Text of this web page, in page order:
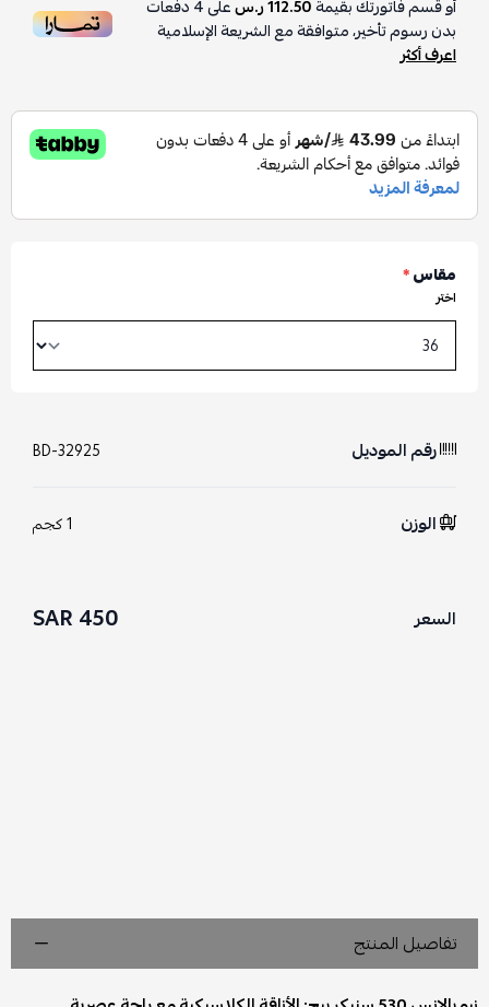
أو قسم فاتورتك بقيمة112.50 ر.س على4دفعات
بدون رسوم تأخير، متوافقة مع الشريعة الإسلامية
اعرف أكثر
مقاس*
اختر
رقم الموديل BD-32925
الوزن 1 كجم
السعر 450 SAR
تفاصيل المنتج